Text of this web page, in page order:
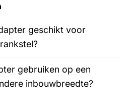
geschikt voor
gebruiken op een
inbouwbreedte?